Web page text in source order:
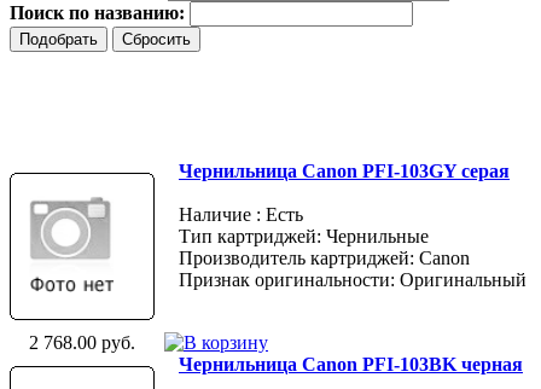
Поиск по названию:
Чернильница Canon PFI-103GY серая
Наличие : Есть
Тип картриджей: Чернильные
Производитель картриджей: Canon
Признак оригинальности: Оригинальный
2 768.00 руб.
Чернильница Canon PFI-103BK черная